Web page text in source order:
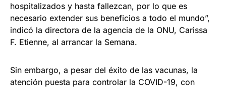
hospitalizados y hasta fallezcan, por lo que es
necesario extender sus beneficios a todo el mundo”,
indicó la directora de la agencia de la ONU, Carissa
F. Etienne, al arrancar la Semana.
Sin embargo, a pesar del éxito de las vacunas, la
atención puesta para controlar la COVID-19, con